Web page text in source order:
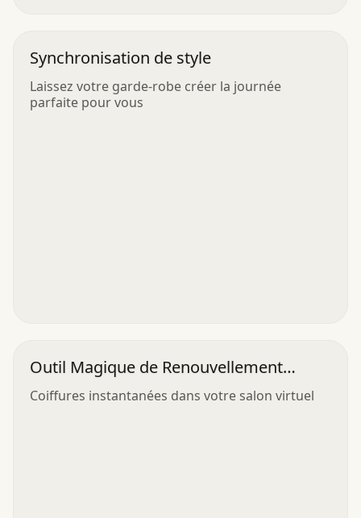
Synchronisation de style
Laissez votre garde-robe créer la journée
parfaite pour vous
Outil Magique de Renouvellement
Capillaire
Coiffures instantanées dans votre salon virtuel